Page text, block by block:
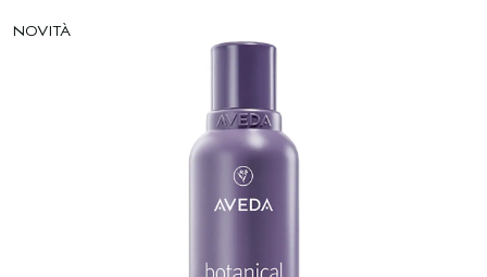
NOVITÀ